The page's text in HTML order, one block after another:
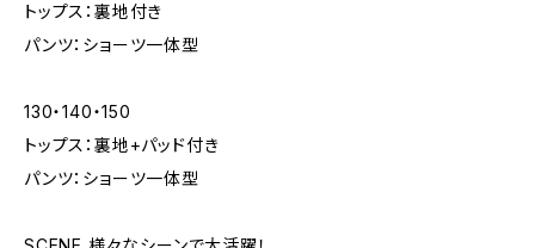
トップス：裏地付き
パンツ：ショーツ一体型
130・140・150
トップス：裏地+パッド付き
パンツ：ショーツ一体型